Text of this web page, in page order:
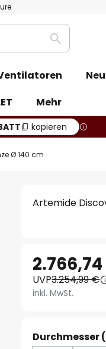
Suche
Mehr
kopieren
Ø 140 cm
Artemide
UVP3.254,99 €
inkl. MwSt.
Durchmesser